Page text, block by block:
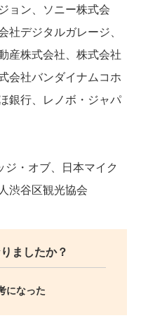
ョン、ソニー株式会
デジタルガレージ、
産株式会社、株式会社
会社バンダイナムコホ
銀行、レノボ・ジャパ
・オブ、日本マイク
渋谷区観光協会
ましたか？
になった